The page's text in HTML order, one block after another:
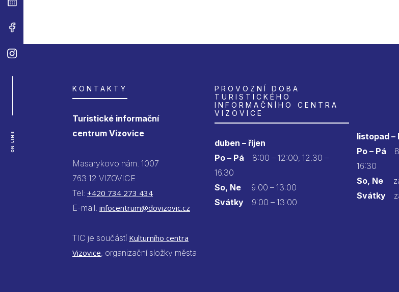
ON-LINE
KONTAKTY
Turistické informační
centrum Vizovice
Masarykovo nám. 1007
763 12 VIZOVICE
Tel: +420 734 273 434
E-mail: infocentrum@dovizovic.cz
TIC je součástí Kulturního centra
Vizovice, organizační složky města
PROVOZNÍ DOBA
TURISTICKÉHO
INFORMAČNÍHO CENTRA
VIZOVICE
duben – říjen
Po – Pá
8:00 – 12:00, 12.30 –
16.30
So, Ne9:00 – 13:00
Svátky9:00 – 13:00
listopad –
Po – Pá
16:30
So, Ne
Svátky